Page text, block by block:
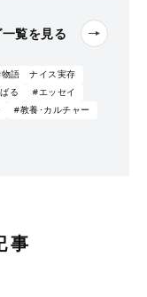
一覧を見る
物語 ナイス実存
る
#エッセイ
#教養･カルチャー
事